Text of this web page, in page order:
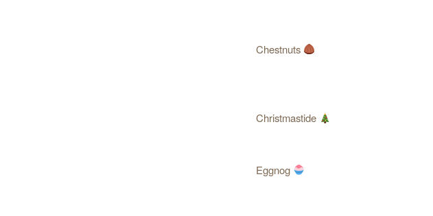
Chestnuts
Christmastide
Eggnog